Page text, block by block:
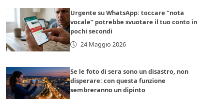
Urgente su WhatsApp: toccare “nota
vocale” potrebbe svuotare il tuo conto in
pochi secondi
24 Maggio 2026
Se le foto di sera sono un disastro, non
disperare: con questa funzione
sembreranno un dipinto